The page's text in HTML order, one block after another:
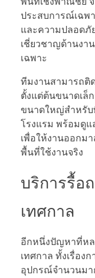
ประสบการณ์เฉพา
และความปลอด
เชี่ยวชาญด้านงา
เฉพาะ
ทีมงานสามารถติ
ตั้งแต่ต้นขนาดเล็
ขนาดใหญ่สำหรั
โรงแรม พร้อมดูแ
เพื่อให้งานออกม
พื้นที่ใช้งานจริง
บริการรื้อ
เทศกาล
อีกหนึ่งปัญหาที่หล
เทศกาล ทั้งเรื่อง
อุปกรณ์จำนวนมา